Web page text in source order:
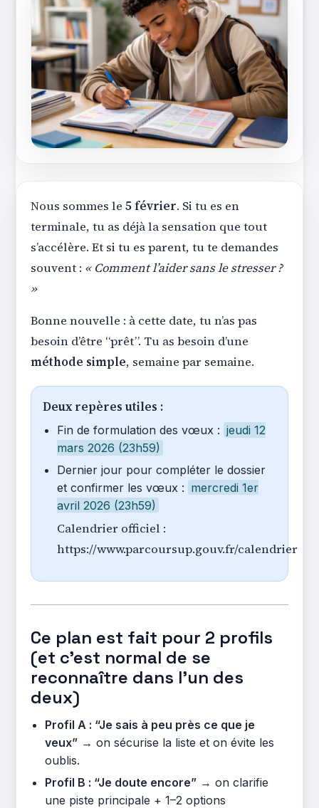
Nous sommes le5 février. Si tu es en
terminale, tu as déjà la sensation que tout
s’accélère. Et si tu es parent, tu te demandes
souvent : « Comment l’aider sans le stresser ?
»
Bonne nouvelle : à cette date, tu n’as pas
besoin d’être “prêt”. Tu as besoin d’une
méthode simple, semaine par semaine.
Deux repères utiles :
Fin de formulation des vœux : jeudi 12
mars 2026 (23h59)
Dernier jour pour compléter le dossier
et confirmer les vœux : mercredi 1er
avril 2026 (23h59)
Calendrier officiel :
https://www.parcoursup.gouv.fr/calendrier
Ce plan est fait pour 2 profils
(et c’est normal de se
reconnaître dans l’un des
deux)
Profil A : “Je sais à peu près ce que je
veux” → on sécurise la liste et on évite les
oublis.
Profil B : “Je doute encore” → on clarifie
une piste principale + 1–2 options